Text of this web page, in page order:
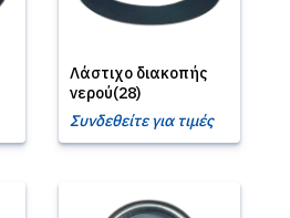
Λάστιχο διακοπής
νερού(28)
Συνδεθείτε για τιμές